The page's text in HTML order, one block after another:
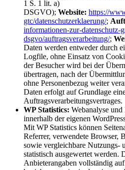
1 S. 1 lit. a)
DSGVO); Website: https://
gtc/datenschutzerklaerung/;
informationen-zur-datenschutz-
dsgvo/auftragsverarbeitung/;
Daten werden entweder durch
Logfile, ohne Einsatz von
der Besucher wird bei der
übertragen, nach der
ohne Personenbezug weiter
Daten erfolgt auf Grundlage
Auftragsverarbeitungsvertrages.
WP Statistics: Webanalyse
innerhalb der eigenen
Mit WP Statistics können
Referrer, verwendete Browser,
sowie vergleichbare Nutzungs-
statistisch ausgewertet werden.
Anbieterangaben vollständig